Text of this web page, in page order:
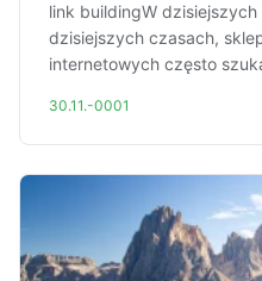
link buildingW
dzisiejszych czasach,
internetowych często
30.11.-0001